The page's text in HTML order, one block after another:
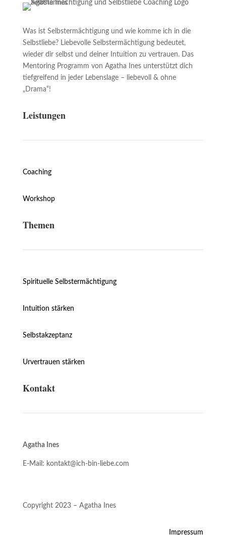
Was ist Selbstermächtigung und wie komme ich in die
Selbstliebe? Liebevolle Selbstermächtigung bedeutet,
wieder dir selbst und deiner Intuition zu vertrauen. Das
Mentoring Programm von Agatha Ines unterstützt dich
tiefgreifend in jeder Lebenslage – liebevoll & ohne
„Drama“!
Leistungen
Coaching
Workshop
Themen
Spirituelle Selbstermächtigung
Intuition stärken
Selbstakzeptanz
Urvertrauen stärken
Kontakt
Agatha Ines
E-Mail: kontakt@ich-bin-liebe.com
Copyright 2023 – Agatha Ines
Impressum